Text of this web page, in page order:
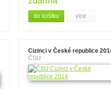
do košíku více
Cizinci v České republice
ČSÚ